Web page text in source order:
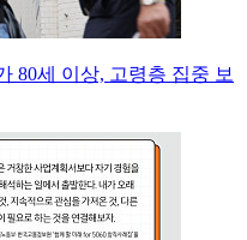
80세 이상, 고령층 집중 보